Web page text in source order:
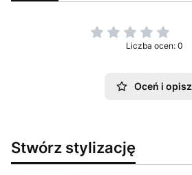
Liczba ocen: 0
Oceń i opisz
Stwórz stylizację